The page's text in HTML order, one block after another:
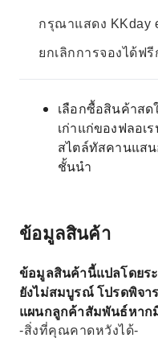
กรุณาแสดง KKday
ยกเลิกการจองได้ฟ
เลือกซื้อสินค้าส
เก่าแก่ของฟลอเ
สไตล์ทัสคานแสน
ชั้นนำ
ข้อมูลสินค้า
ข้อมูลสินค้านี้แปลโดยร
ยังไม่สมบูรณ์ โปรดพิจ
แผนกลูกค้าสัมพันธ์หาก
-สิ่งที่คุณคาดหวังได้-